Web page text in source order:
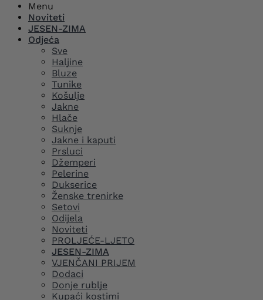
Menu
Noviteti
JESEN-ZIMA
Odjeća
Sve
Haljine
Bluze
Tunike
Košulje
Jakne
Hlače
Suknje
Jakne i kaputi
Prsluci
Džemperi
Pelerine
Dukserice
Ženske trenirke
Setovi
Odijela
Noviteti
PROLJEĆE-LJETO
JESEN-ZIMA
VJENČANI PRIJEM
Dodaci
Donje rublje
Kupaći kostimi